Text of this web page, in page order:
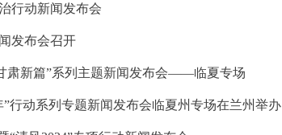
行动新闻发布会
发布会召开
肃新篇”系列主题新闻发布会——临夏专场
行动系列专题新闻发布会临夏州专场在兰州举办